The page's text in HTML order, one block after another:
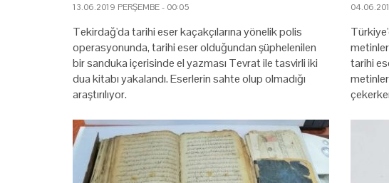
13.06.2019 PERŞEMBE - 00:05
Tekirdağ'da tarihi eser kaçakçılarına yönelik polis
operasyonunda, tarihi eser olduğundan şüphelenilen
bir sanduka içerisinde el yazması Tevrat ile tasvirli iki
dua kitabı yakalandı. Eserlerin sahte olup olmadığı
araştırılıyor.
tarihi